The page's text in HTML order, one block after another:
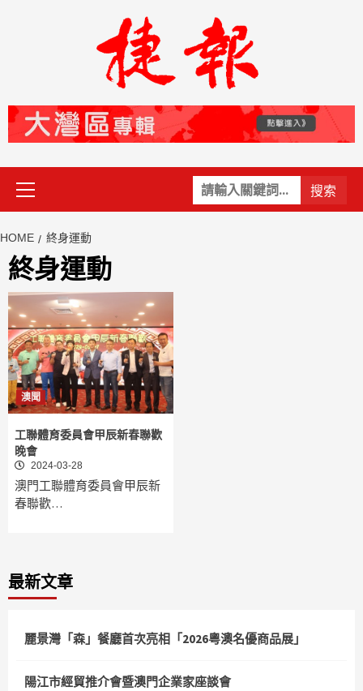
關
鍵
Primary
Menu
HOME 終身運動
終身運動
澳聞
工聯體育委員會甲辰新春聯歡
晚會
2024-03-28
澳門工聯體育委員會甲辰新
春聯歡…
最新文章
麗景灣「森」餐廳首次亮相「2026粵澳名優商品展」
陽江市經貿推介會暨澳門企業家座談會